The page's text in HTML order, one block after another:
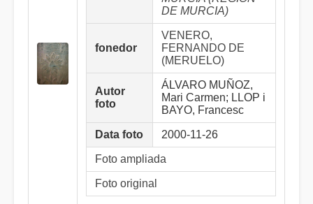
DE MURCIA)
fonedor
VENERO,
FERNANDO DE
(MERUELO)
Autor
foto
ÁLVARO MUÑOZ,
Mari Carmen; LLOP i
BAYO, Francesc
Data foto 2000-11-26
Foto ampliada
Foto original